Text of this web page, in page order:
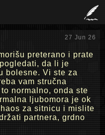
27 Jun 26
preterano i prate
da li je
bolesne. Vi ste za
vam stručna
normalno, onda ste
ljubomora je ok
za sitnicu i mislite
partnera, grdno